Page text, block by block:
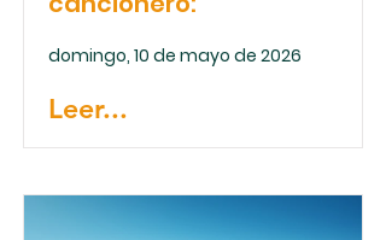
domingo, 10 de mayo de 2026
Leer...